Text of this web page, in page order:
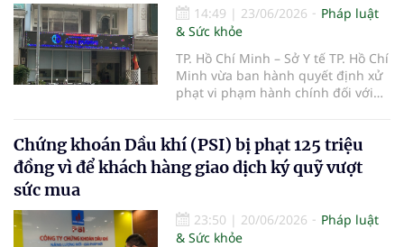
người tiêu dùng.
14:49 | 23/06/2026
Pháp luật
& Sức khỏe
TP. Hồ Chí Minh – Sở Y tế TP. Hồ Chí
Minh vừa ban hành quyết định xử
phạt vi phạm hành chính đối với
Bệnh viện Ánh Dương, với tổng số
tiền 149 triệu đồng do nhiều vi
phạm trong hoạt động khám, chữa
Chứng khoán Dầu khí (PSI) bị phạt 125 triệu
đồng vì để khách hàng giao dịch ký quỹ vượt
sức mua
23:50 | 20/06/2026
Pháp luật
& Sức khỏe